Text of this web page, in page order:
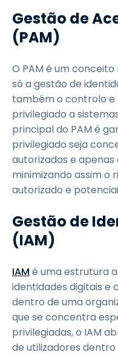
Gestão de
(PAM)
O PAM é um
só a gestão de
também o controlo e
privilegiado a
principal do PAM é
privilegiado seja
autorizados e apenas
minimizando assim o
autorizado e
Gestão de
(IAM)
IAM é uma estrutura
identidades digitais e
dentro de uma
que se concentra
privilegiadas, o IAM
de utilizadores